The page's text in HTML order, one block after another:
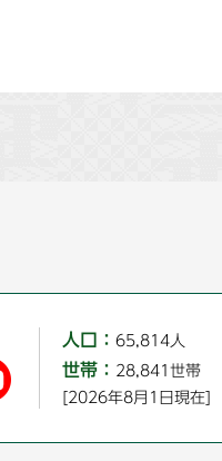
人口： 65,814人
世帯： 28,841世帯
[2026年8月1日現在]